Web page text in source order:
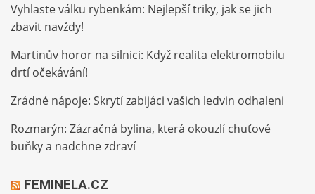
Vyhlaste válku rybenkám: Nejlepší triky, jak se jich
zbavit navždy!
Martinův horor na silnici: Když realita elektromobilu
drtí očekávání!
Zrádné nápoje: Skrytí zabijáci vašich ledvin odhaleni
Rozmarýn: Zázračná bylina, která okouzlí chuťové
buňky a nadchne zdraví
FEMINELA.CZ